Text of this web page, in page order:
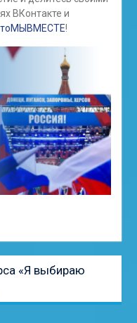
ВКонтакте и
!
«Я выбираю